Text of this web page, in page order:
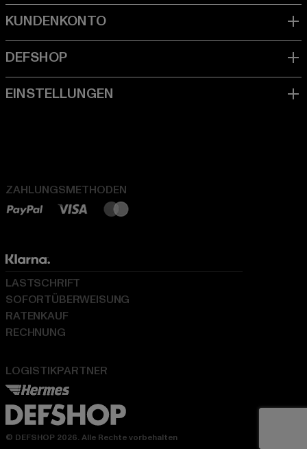
ZAHLUNGSMETHODEN
LOGISTIKPARTNER
LASTSCHRIFT
SOFORTÜBERWEISUNG
RATENKAUF
RECHNUNG
© DEFSHOP 2026. Alle Rechte vorbehalten